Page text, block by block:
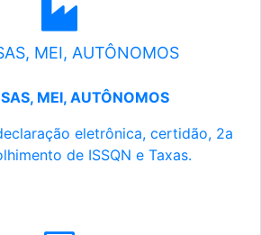
MEI, AUTÔNOMOS
MEI, AUTÔNOMOS
eletrônica, certidão, 2a
de ISSQN e Taxas.